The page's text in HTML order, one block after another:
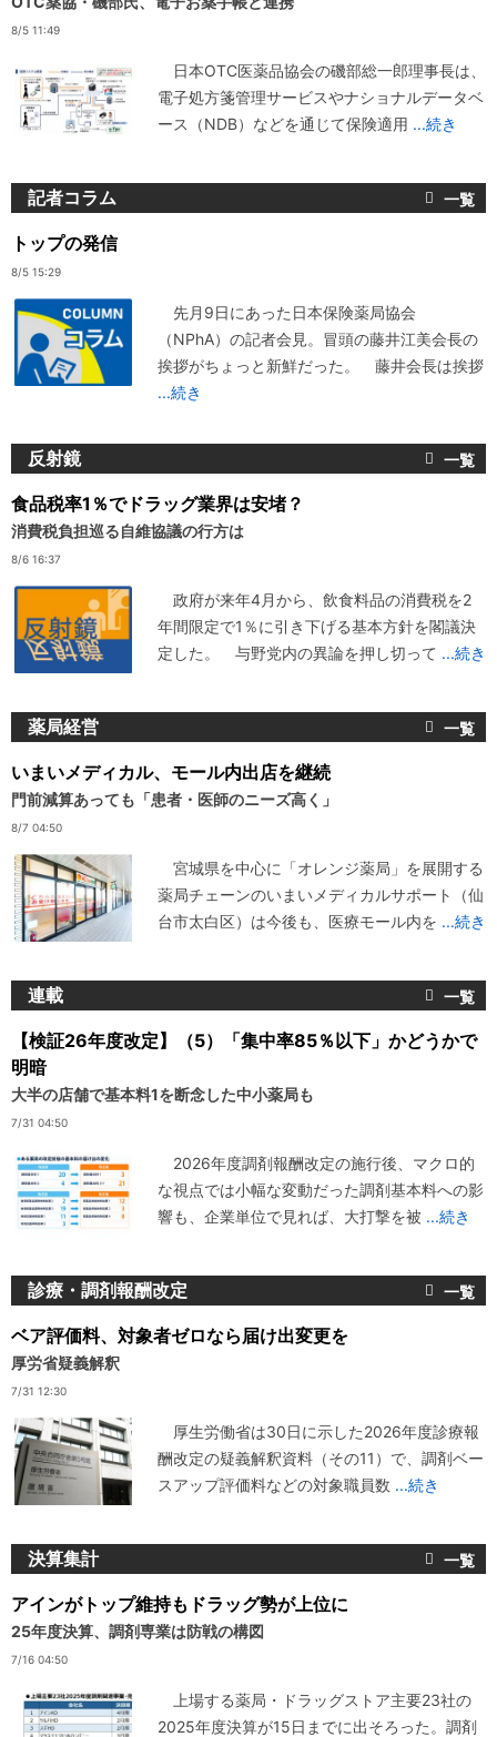
8/5 11:49
日本OTC医薬品協会の磯部総一郎理事長は、
電子処方箋管理サービスやナショナルデータベ
ース（NDB）などを通じて保険適用 ...続き
記者コラム
トップの発信
8/5 15:29
先月9日にあった日本保険薬局協会
（NPhA）の記者会見。冒頭の藤井江美会長の
挨拶がちょっと新鮮だった。 藤井会長は挨拶
...続き
反射鏡
食品税率1％でドラッグ業界は安堵？
消費税負担巡る自維協議の行方は
8/6 16:37
政府が来年4月から、飲食料品の消費税を2
年間限定で1％に引き下げる基本方針を閣議決
定した。 与野党内の異論を押し切って ...続き
薬局経営
いまいメディカル、モール内出店を継続
門前減算あっても「患者・医師のニーズ高く」
8/7 04:50
宮城県を中心に「オレンジ薬局」を展開する
薬局チェーンのいまいメディカルサポート（仙
台市太白区）は今後も、医療モール内を ...続き
連載
【検証26年度改定】（5）「集中率85％以下」かどうかで
明暗
大半の店舗で基本料1を断念した中小薬局も
7/31 04:50
2026年度調剤報酬改定の施行後、マクロ的
な視点では小幅な変動だった調剤基本料への影
響も、企業単位で見れば、大打撃を被 ...続き
診療・調剤報酬改定
ベア評価料、対象者ゼロなら届け出変更を
厚労省疑義解釈
7/31 12:30
厚生労働省は30日に示した2026年度診療報
酬改定の疑義解釈資料（その11）で、調剤ベー
スアップ評価料などの対象職員数 ...続き
決算集計
アインがトップ維持もドラッグ勢が上位に
25年度決算、調剤専業は防戦の構図
7/16 04:50
上場する薬局・ドラッグストア主要23社の
2025年度決算が15日までに出そろった。調剤